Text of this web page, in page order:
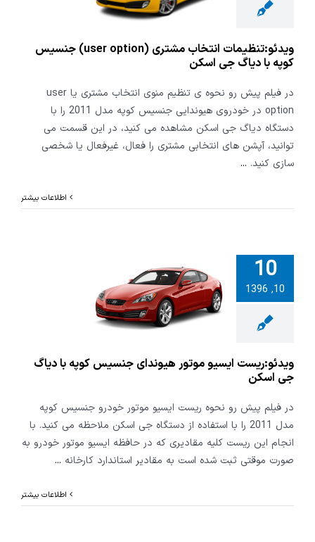
دیاگ جی
ویدئو:تنظیمات انتخاب مشتری (user option) جنسیس
کوپه با دیاگ جی اسکن
در فیلم پیش رو نحوه ی تنظیم منوی انتخاب مشتری یا user
option در خودروی هیوندایی جنسیس کوپه مدل 2011 را با
دستگاه دیاگ جی اسکن مشاهده می کنید، در این قسمت می
توانید، آپشن های انتخابی مشتری را فعال، غیرفعال یا شخصی
سازی کنید. ...
اطلاعات بیشتر
10
10, 1396
ایسیو
هیوندای
کوپه با
جی اسکن
ویدئو:ریست ایسیو موتور هیوندای جنسیس کوپه با دیاگ
جی اسکن
در فیلم پیش رو نحوه ریست ایسیو موتور خودرو جنسیس کوپه
مدل 2011 را با استفاده از دستگاه جی اسکن ملاحظه می کنید. با
انجام این ریست کلیه مقادیری که در حافظه ایسیو موتور خودرو به
صورت موقتی ثبت شده است به مقادیر استاندارد کارخانه ...
اطلاعات بیشتر